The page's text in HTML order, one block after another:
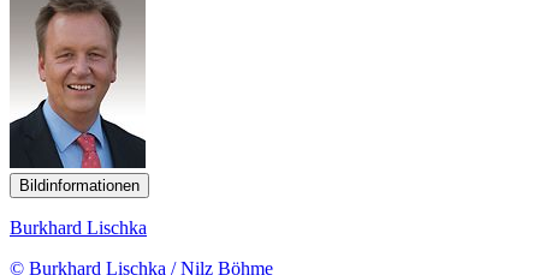
Bildinformationen
Burkhard Lischka
© Burkhard Lischka / Nilz Böhme